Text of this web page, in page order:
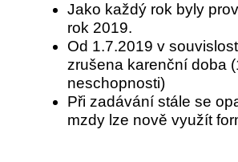
Jako každý rok byly
rok 2019.
Od 1.7.2019 v
zrušena karenční doba
neschopnosti)
Při zadávání stále se
mzdy lze nově využít